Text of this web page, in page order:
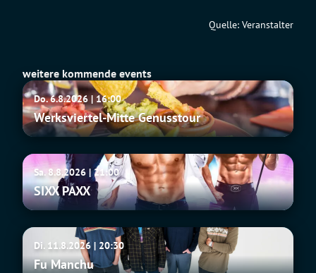
Quelle: Veranstalter
weitere kommende events
Werksviertel-
Mitte
Genusstour
Do. 6.8.2026 | 16:00
Werksviertel-Mitte Genusstour
SIXX
PAXXSa. 8.8.2026 | 21:00
SIXX PAXX
Fu
Manchu
Di. 11.8.2026 | 20:30
Fu Manchu